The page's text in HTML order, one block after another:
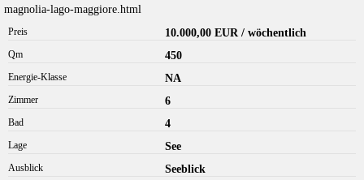
magnolia-lago-maggiore.html
Preis 10.000,00 EUR / wöchentlich
Qm 450
Energie-Klasse NA
Zimmer 6
Bad 4
Lage See
Ausblick Seeblick